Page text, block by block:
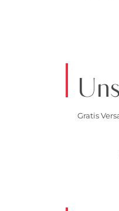
Gratis